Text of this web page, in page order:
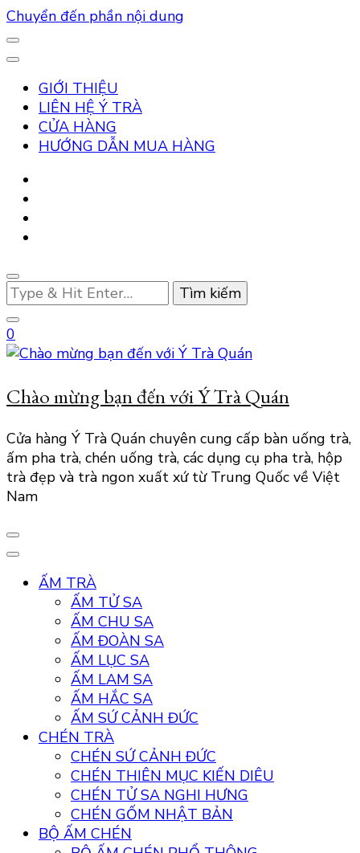
Chuyển đến phần nội dung
GIỚI THIỆU
LIÊN HỆ Ý TRÀ
CỬA HÀNG
HƯỚNG DẪN MUA HÀNG
Bạn
muốn
tìm
kiếm?
0
Chào mừng bạn đến với Ý Trà Quán
Cửa hàng Ý Trà Quán chuyên cung cấp bàn uống trà,
ấm pha trà, chén uống trà, các dụng cụ pha trà, hộp
trà đẹp và trà ngon xuất xứ từ Trung Quốc về Việt
Nam
ẤM TRÀ
ẤM TỬ SA
ẤM CHU SA
ẤM ĐOÀN SA
ẤM LỤC SA
ẤM LAM SA
ẤM HẮC SA
ẤM SỨ CẢNH ĐỨC
CHÉN TRÀ
CHÉN SỨ CẢNH ĐỨC
CHÉN THIÊN MỤC KIẾN DIÊU
CHÉN TỬ SA NGHI HƯNG
CHÉN GỐM NHẬT BẢN
BỘ ẤM CHÉN